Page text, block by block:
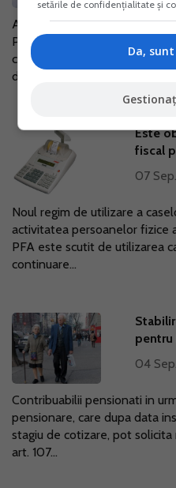
16
Am discutat in materialele
PFA de a functiona, cu
calitatea de pensionar,
de aceasta...
Este
fiscal
07
Noul regim de utilizare a
activitatea persoanelor fizice
PFA este scutit de utilizarea
continuare...
pentru
04
Contribuabilii pensionati in
pensionare, care dupa data
stagiu de cotizare, pot
art. 107...
setările de confidențialitate și
Da,